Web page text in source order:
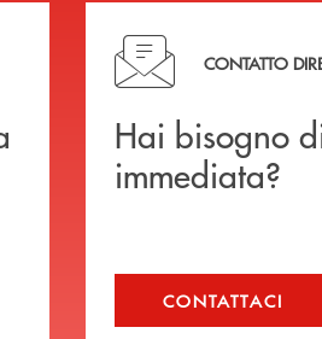
Hai bisogno di
CONTATTO
Hai bisogno
immediata?
CONTATTACI